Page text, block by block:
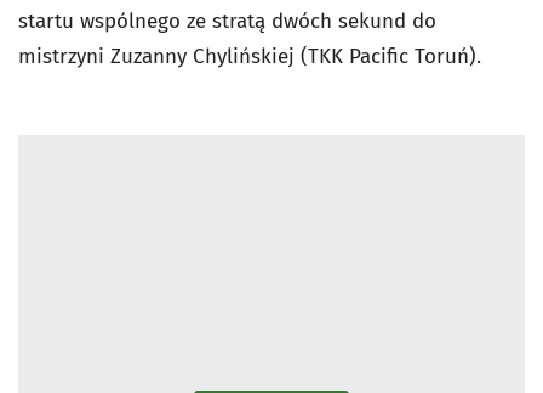
startu wspólnego ze stratą dwóch sekund do
mistrzyni Zuzanny Chylińskiej (TKK Pacific Toruń).